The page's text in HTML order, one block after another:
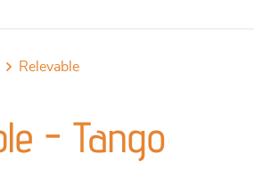
relevable
- Tango